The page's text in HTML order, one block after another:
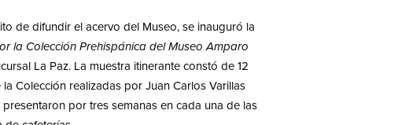
de difundir el acervo del Museo, se inauguró la
la Colección Prehispánica del Museo Amparo
La Paz. La muestra itinerante constó de 12
Colección realizadas por Juan Carlos Varillas
presentaron por tres semanas en cada una de las